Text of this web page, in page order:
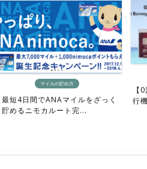
マイルの貯め方
最短4日間でANAマイルをざっく
貯めるニモカルート完...
【
行